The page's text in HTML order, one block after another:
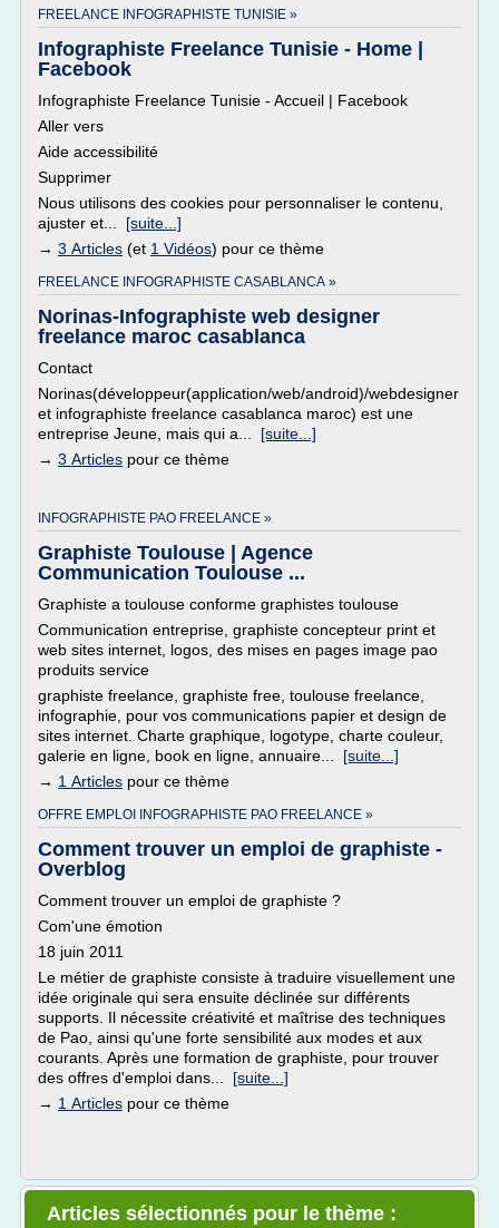
FREELANCE INFOGRAPHISTE TUNISIE »
Infographiste Freelance Tunisie - Home |
Facebook
Infographiste Freelance Tunisie - Accueil | Facebook
Aller vers
Aide accessibilité
Supprimer
Nous utilisons des cookies pour personnaliser le contenu,
ajuster et... [suite...]
→ 3 Articles (et 1 Vidéos) pour ce thème
FREELANCE INFOGRAPHISTE CASABLANCA »
Norinas-Infographiste web designer
freelance maroc casablanca
Contact
Norinas(développeur(application/web/android)/webdesigner
et infographiste freelance casablanca maroc) est une
entreprise Jeune, mais qui a... [suite...]
→ 3 Articles pour ce thème
INFOGRAPHISTE PAO FREELANCE »
Graphiste Toulouse | Agence
Communication Toulouse ...
Graphiste a toulouse conforme graphistes toulouse
Communication entreprise, graphiste concepteur print et
web sites internet, logos, des mises en pages image pao
produits service
graphiste freelance, graphiste free, toulouse freelance,
infographie, pour vos communications papier et design de
sites internet. Charte graphique, logotype, charte couleur,
galerie en ligne, book en ligne, annuaire... [suite...]
→ 1 Articles pour ce thème
OFFRE EMPLOI INFOGRAPHISTE PAO FREELANCE »
Comment trouver un emploi de graphiste -
Overblog
Comment trouver un emploi de graphiste ?
Com'une émotion
18 juin 2011
Le métier de graphiste consiste à traduire visuellement une
idée originale qui sera ensuite déclinée sur différents
supports. Il nécessite créativité et maîtrise des techniques
de Pao, ainsi qu'une forte sensibilité aux modes et aux
courants. Après une formation de graphiste, pour trouver
des offres d'emploi dans... [suite...]
→ 1 Articles pour ce thème
Articles sélectionnés pour le thème :